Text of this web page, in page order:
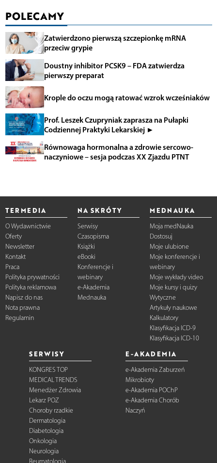
POLECAMY
Zatwierdzono pierwszą szczepionkę mRNA
przeciw grypie
Doustny inhibitor PCSK9 – FDA zatwierdza
pierwszy preparat
Krople do oczu mogą ratować wzrok wcześniaków
Prof. Leszek Czupryniak zaprasza na Pułapki
Codziennej Praktyki Lekarskiej ►
Równowaga hormonalna a zdrowie sercowo-
naczyniowe – sesja podczas XX Zjazdu PTNT
TERMEDIA
O Wydawnictwie
Oferty
Newsletter
Kontakt
Praca
Polityka prywatności
Polityka reklamowa
Napisz do nas
Nota prawna
Regulamin
NA SKRÓTY
Serwisy
Czasopisma
Książki
eBooki
Konferencje i
webinary
e-Akademia
Mednauka
MEDNAUKA
Moja medNauka
Dostosuj
Moje ulubione
Moje konferencje i
webinary
Moje wykłady video
Moje kursy i quizy
Wytyczne
Artykuły naukowe
Kalkulatory
Klasyfikacja ICD-9
Klasyfikacja ICD-10
SERWISY
KONGRES TOP
MEDICAL TRENDS
Menedżer Zdrowia
Lekarz POZ
Choroby rzadkie
Dermatologia
Diabetologia
Onkologia
Neurologia
E-AKADEMIA
e-Akademia Zaburzeń
Mikrobioty
e-Akademia POChP
e-Akademia Chorób
Naczyń